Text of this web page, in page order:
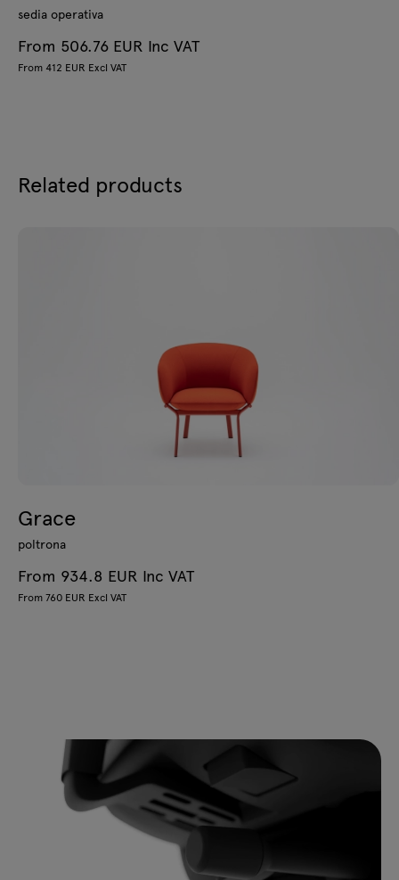
sedia operativa
From 506.76 EUR Inc VAT
From 412 EUR Excl VAT
Related products
Grace
poltrona
From 934.8 EUR Inc VAT
From 760 EUR Excl VAT